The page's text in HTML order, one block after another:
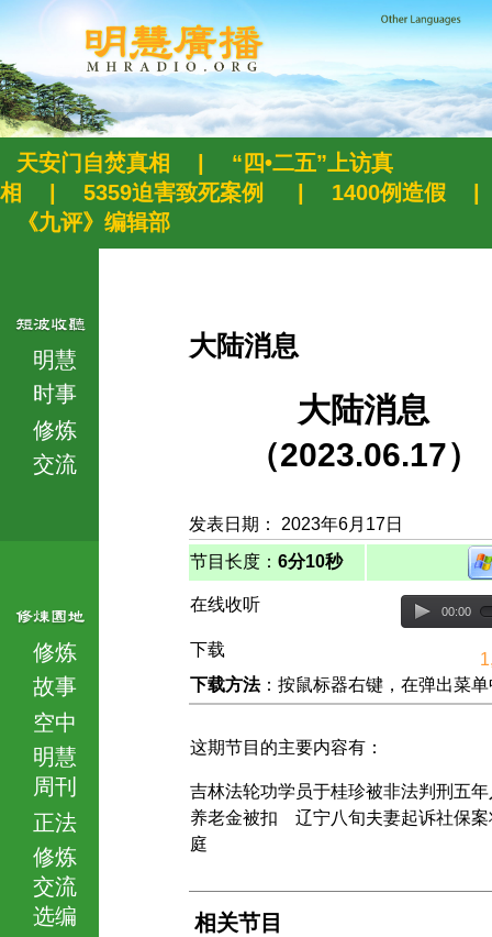
天安门自焚真相
“四•二五”上访真
相
5359迫害致死案例 1400例造假
《九评》编辑部
明慧
时事
修炼
交流
修炼
故事
空中
明慧
周刊
正法
修炼
交流
选编
大陆消息
大陆消息
（2023.06.17）
发表日期： 2023年6月17日
节目长度： 6分10秒
在线收听 00:00
下载
下载方法：按鼠标器右键，在弹出菜
这期节目的主要内容有：
吉林法轮功学员于桂珍被非法判刑五年
养老金被扣 辽宁八旬夫妻起诉社保案
庭
相关节目